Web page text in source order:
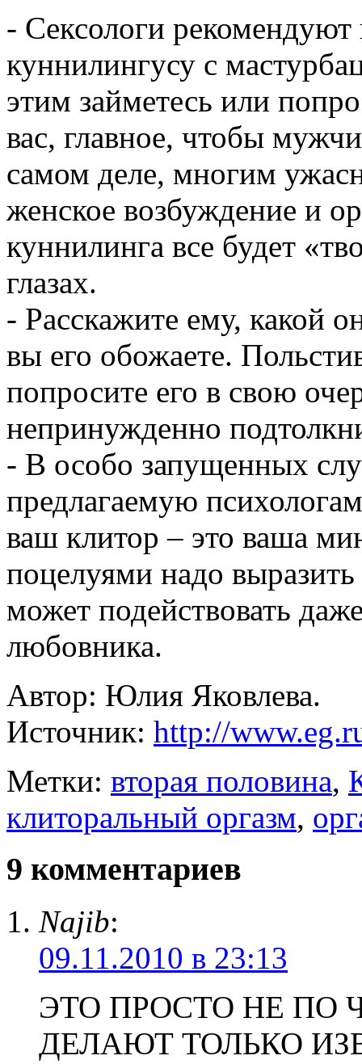
- Сексологи
куннилингусу с
этим займетесь или
вас, главное, чтобы
самом деле, многим
женское возбуждение и
куннилинга все будет
глазах.
- Расскажите ему, какой
вы его обожаете.
попросите его в свою
непринужденно
- В особо запущенных
предлагаемую
ваш клитор – это ваша
поцелуями надо
может подействовать
любовника.
Автор: Юлия Яковлева.
Источник: http://
Метки: вторая половина,
клиторальный оргазм,
9 комментариев
Najib:
09.11.2010 в 23:13
ЭТО ПРОСТО НЕ ПО
ДЕЛАЮТ ТОЛЬКО